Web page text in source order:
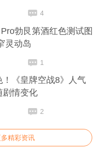
4
勃艮第酒红色测试图
灵动岛
1
！《皇牌空战8》人气
剧情变化
2
精彩资讯